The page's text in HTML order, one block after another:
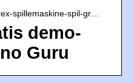
spillemaskine-spil-gr…
demo-
Guru